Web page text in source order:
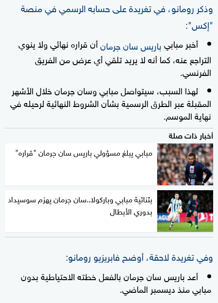
وذكر رومانو، في تغريدة على حسابه الرسمي في منصة
"إكس":
أخبر مبابيباريس سان جرمانأن قراره نهائي ولا ينوي
التراجع عنه، كما أنه لا يريد تلقي أي عرض من الفريق
الفرنسي.
لهذا السبب، سيتواصل مبابي وسان جرمان خلال الأشهر
المقبلة عبر الطرق الرسمية بشأن الشروط النهائية لرحيله في
نهاية الموسم.
أخبار ذات صلة
مبابي يبلغ مسؤولي باريس سان جرمان "قراره"
بثنائية مبابي وباركولا..سان جرمان يهزم سوسيداد
بدوري الأبطال
وفي تغريدة لاحقة، أوضح فابريزيو رومانو:
أعد باريس سان جرمان بالفعل خطته الاحتياطية بدون
مبابي منذ ديسمبر الماضي.